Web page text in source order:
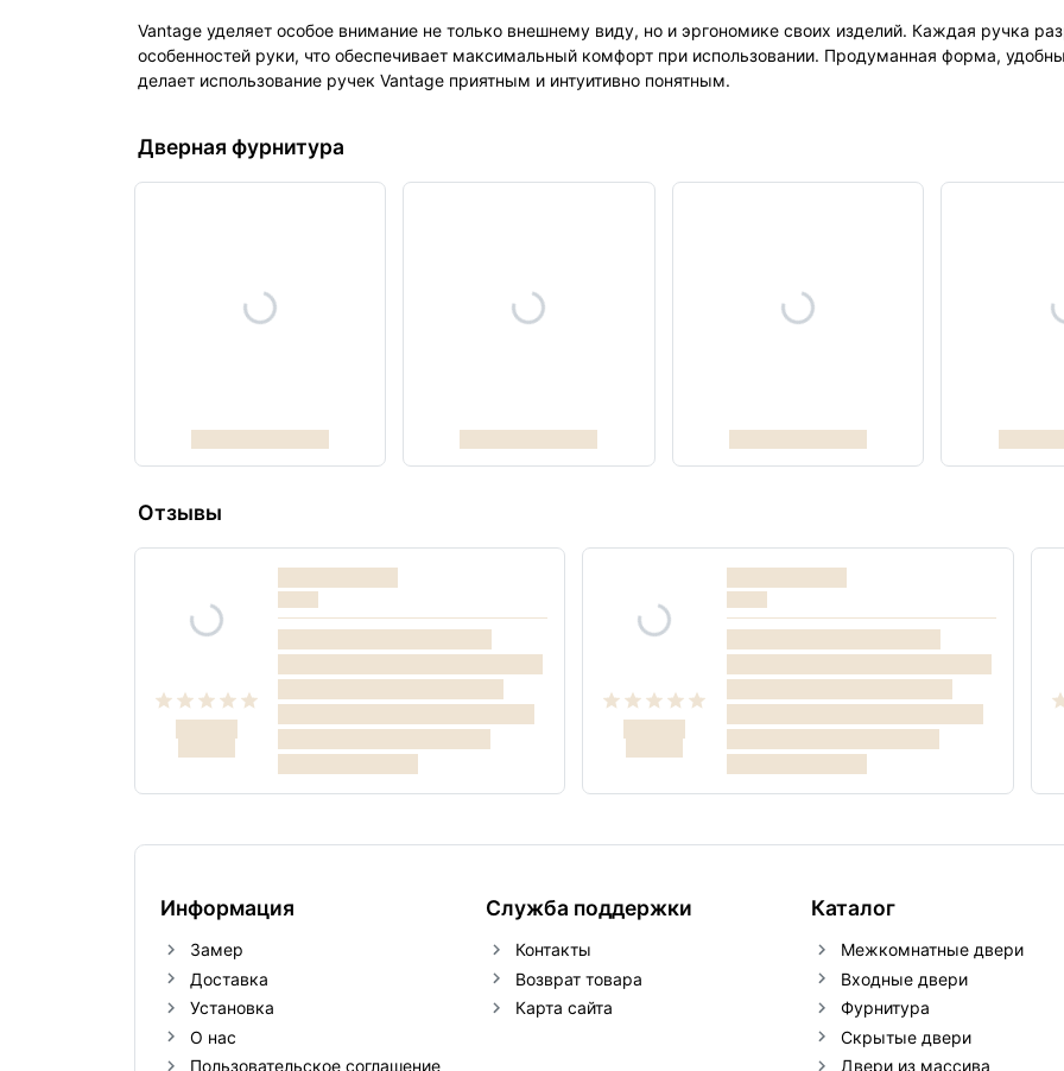
Vantage уделяет особое внимание не только внешнему виду, но и эргономике своих изделий. Каждая ручка
особенностей руки, что обеспечивает максимальный комфорт при использовании. Продуманная форма,
делает использование ручек Vantage приятным и интуитивно понятным.
Дверная фурнитура
Отзывы
Информация
Замер
Доставка
Установка
О нас
Пользовательское соглашение
Служба поддержки
Контакты
Возврат товара
Карта сайта
Каталог
Межкомнатные двери
Входные двери
Фурнитура
Скрытые двери
Двери из массива